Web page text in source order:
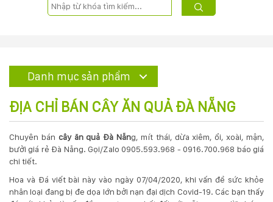
DỊCH
VỤ
Danh mục sản phẩm
ĐỊA CHỈ BÁN CÂY ĂN QUẢ ĐÀ NẴNG
Chuyên bán cây ăn quả Đà Nẵng, mít thái, dừa xiêm, ổi, xoài, mận,
bưởi giá rẻ Đà Nẵng. Gọi/Zalo 0905.593.968 - 0916.700.968 báo giá
chi tiết.
Hoa và Đá viết bài này vào ngày 07/04/2020, khi vấn đề sức khỏe
nhân loại đang bị đe dọa lớn bởi nạn đại dịch Covid-19. Các bạn thấy